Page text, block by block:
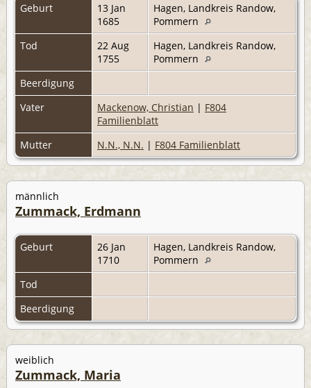
Geburt
13 Jan
1685
Hagen, Landkreis Randow,
Pommern
Tod
22 Aug
1755
Hagen, Landkreis Randow,
Pommern
Beerdigung
Vater
Mackenow, Christian | F804
Familienblatt
Mutter
N.N., N.N. | F804 Familienblatt
männlich
Zummack, Erdmann
Geburt
26 Jan
1710
Hagen, Landkreis Randow,
Pommern
Tod
Beerdigung
weiblich
Zummack, Maria